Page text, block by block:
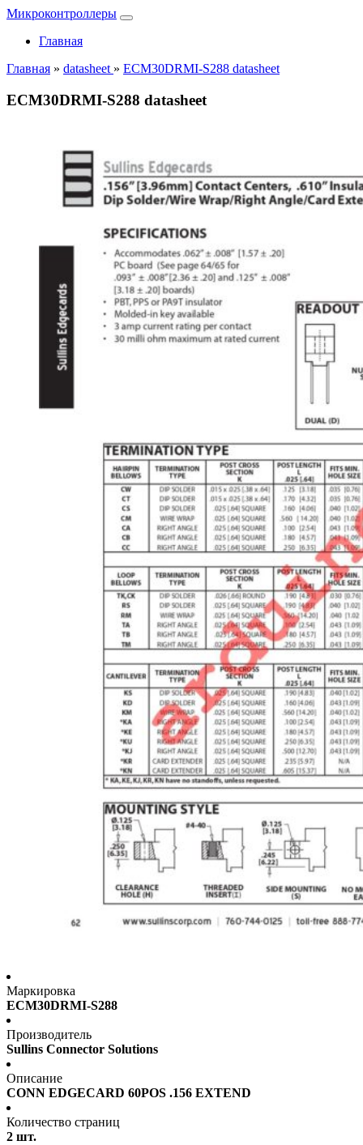
Микроконтроллеры
Главная
Главная » datasheet » ECM30DRMI-S288 datasheet
ECM30DRMI-S288 datasheet
Маркировка
ECM30DRMI-S288
Производитель
Sullins Connector Solutions
Описание
CONN EDGECARD 60POS .156 EXTEND
Количество страниц
2 шт.